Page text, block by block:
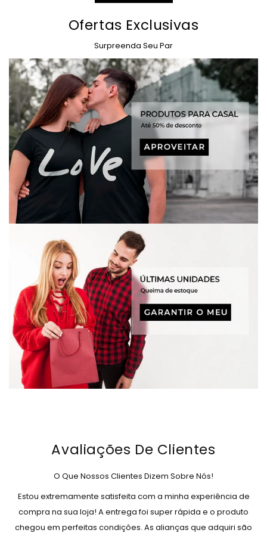
Ofertas Exclusivas
Surpreenda Seu Par
Avaliações De Clientes
O Que Nossos Clientes Dizem Sobre Nós!
Estou extremamente satisfeita com a minha experiência de
compra na sua loja! A entrega foi super rápida e o produto
chegou em perfeitas condições. As alianças que adquiri são